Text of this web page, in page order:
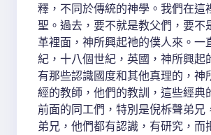
釋，不同於傳統的神學。我們在這
聖。過去，要不就是教父們，要不
革裡面，神所興起祂的僕人來。一
紀，十八個世紀，英國，神所興起
有那些認識國度和其他真理的，神
經的教師，他們的教訓，這些經典
前面的同工們，特別是倪柝聲弟兄
弟兄，他們都有認識，有研究，而